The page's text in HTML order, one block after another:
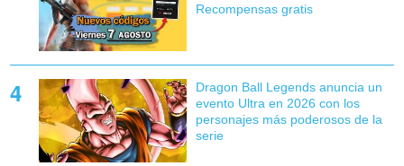
Recompensas gratis
Dragon Ball Legends anuncia un
evento Ultra en 2026 con los
personajes más poderosos de la
serie